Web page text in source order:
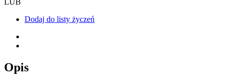
Dodaj do listy życzeń
Opis